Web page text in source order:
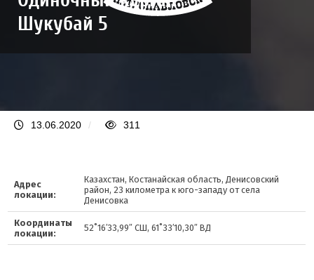
Шукубай 5
13.06.2020 / 311
Адрес
локации:
Казахстан, Костанайская область, Денисовский
район, 23 километра к юго-западу от села
Денисовка
Координаты
локации:
52˚16′33,99″ СШ, 61˚33′10,30″ ВД